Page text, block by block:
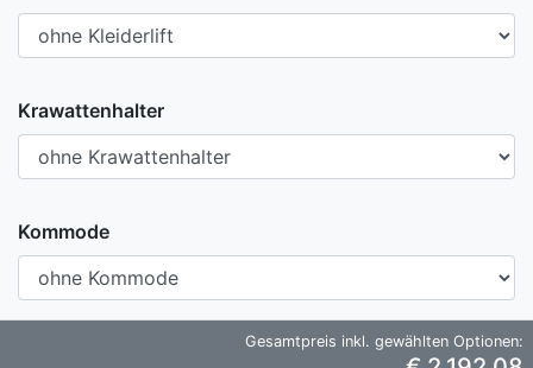
Krawattenhalter
Kommode
Gesamtpreis inkl. gewählten Optionen: